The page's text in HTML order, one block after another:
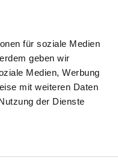
für soziale Medien
geben wir
Medien, Werbung
mit weiteren Daten
der Dienste
DKV STELLENBÖRSE